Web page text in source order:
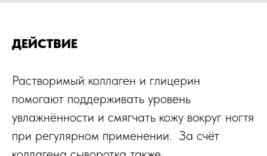
ДЕЙСТВИЕ
Растворимый коллаген и глицерин
помогают поддерживать уровень
увлажнённости и смягчать кожу вокруг ногтя
при регулярном применении. За счёт